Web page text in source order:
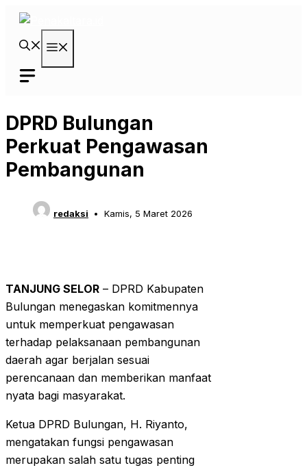
Langsung
DPRD Bulungan
Perkuat Pengawasan
Pembangunan
redaksi Kamis, 5 Maret 2026
TANJUNG SELOR – DPRD Kabupaten
Bulungan menegaskan komitmennya
untuk memperkuat pengawasan
terhadap pelaksanaan pembangunan
daerah agar berjalan sesuai
perencanaan dan memberikan manfaat
nyata bagi masyarakat.
Ketua DPRD Bulungan, H. Riyanto,
mengatakan fungsi pengawasan
merupakan salah satu tugas penting